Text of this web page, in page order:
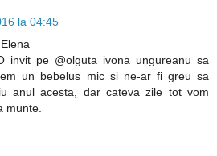
la 04:45
invit pe @olguta ivona ungureanu sa
un bebelus mic si ne-ar fi greu sa
anul acesta, dar cateva zile tot vom
munte.